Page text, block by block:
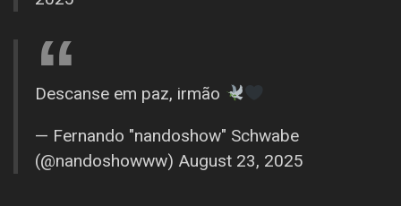
Descanse em paz, irmão
— Fernando "nandoshow" Schwabe
(@nandoshowww) August 23, 2025